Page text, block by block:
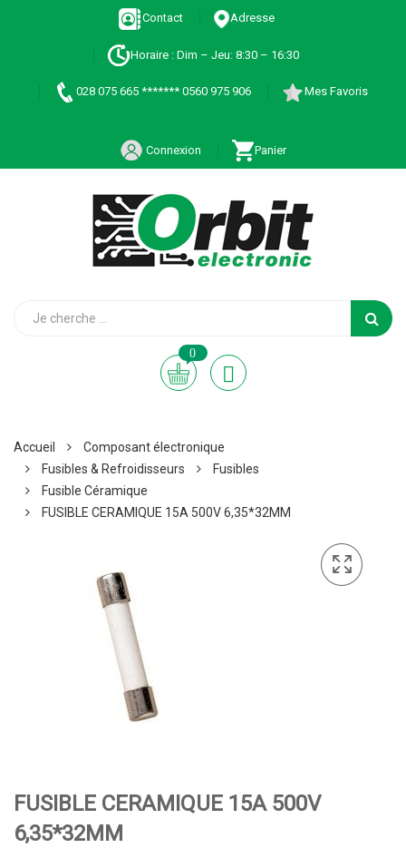
Contact Adresse
Horaire : Dim – Jeu: 8:30 – 16:30
028 075 665 ******* 0560 975 906 Mes Favoris
Connexion Panier
0
Accueil
Composant électronique
Fusibles & Refroidisseurs
Fusibles
Fusible Céramique
FUSIBLE CERAMIQUE 15A 500V 6,35*32MM
FUSIBLE CERAMIQUE 15A 500V
6,35*32MM